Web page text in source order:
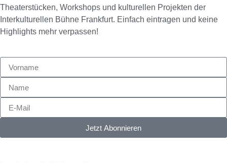
Theaterstücken, Workshops und kulturellen Projekten der
Interkulturellen Bühne Frankfurt. Einfach eintragen und keine
Highlights mehr verpassen!
Jetzt Abonnieren